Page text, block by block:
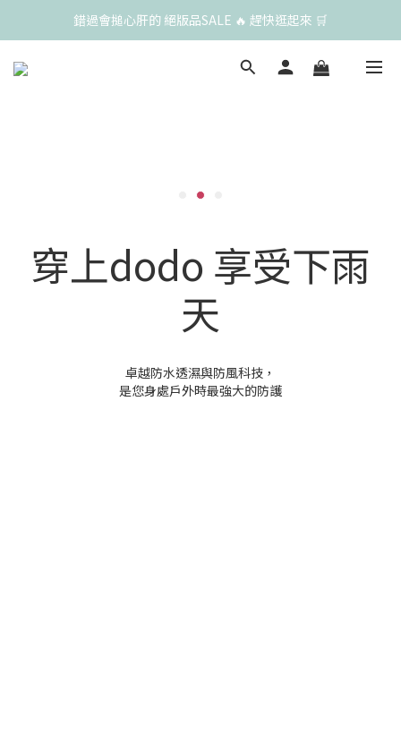
錯過會搥心肝的 絕版品SALE 🔥 趕快逛起來 🛒
穿上dodo 享受下雨
天
卓越防水透濕與防風科技，
是您身處戶外時最強大的防護